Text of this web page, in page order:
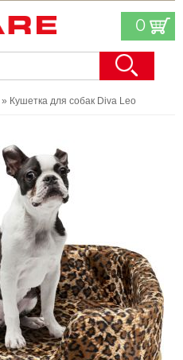
0
» Кушетка для собак Diva Leo